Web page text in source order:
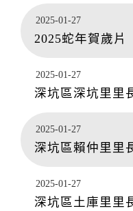
2025-01-27
2025蛇年賀歲片
2025-01-27
深坑區深坑里里
2025-01-27
深坑區賴仲里里
2025-01-27
深坑區土庫里里